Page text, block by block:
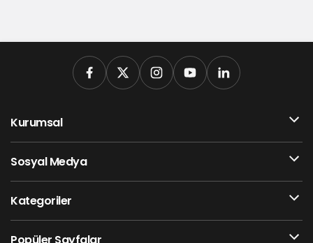
Kurumsal
Sosyal Medya
Kategoriler